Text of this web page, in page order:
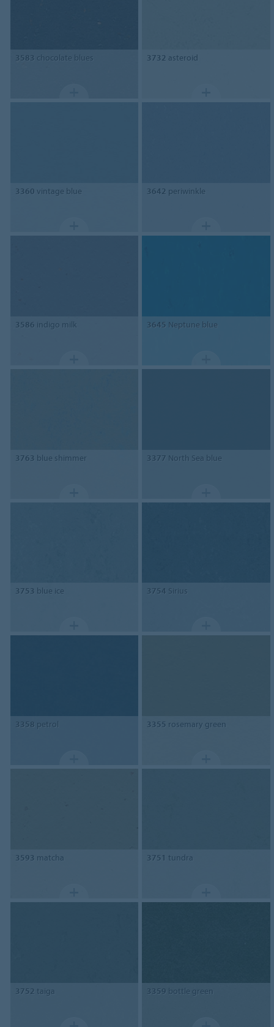
3583 chocolate blues 3732 asteroid
3360 vintage blue 3642 periwinkle
3586 indigo milk 3645 Neptune blue
3763 blue shimmer 3377 North Sea blue
3753 blue ice 3754 Sirius
3358 petrol 3355 rosemary green
3593 matcha 3751 tundra
3752 taiga 3359 bottle green